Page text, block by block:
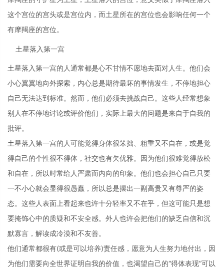
这个宫位的宫头或是宫位内，而土星所在的宫位也会影响任何一个
有摩羯座的宫位。
土星落入第一宫
土星落入第一宫的人通常都是心不甘情不愿地去面对人生。他们会
小心翼翼地向外探索，内心总是期待最坏的事情发生，不停地担心
自己无法达到标准。然而，他们必须去挑战自己。这些人经常想象
别人在不停地讨论或评价他们，实际上最大的问题是来自于自我的
批评。
土星落入第一宫的人可能觉得身体很笨拙、粗重又不自在，或是觉
得自己的个性很不得体，社交也有欠优雅。因为他们很难觉得放松
和自在，所以时常给人严肃而内向的印象。他们也会担心自己只要
一不小心就会显得很愚蠢，所以总是摆出一副高贵又有尊严的姿
态。这些人表面上看起来也许十分轻率又不在乎，但这可能只是想
要掩饰心中的质疑和不安全感。外人也许会把他们的缺乏自信和沉
默寡言，解读成冷漠和不友善。
他们通常都很有(或是可以培养)责任感，愿意为人生努力地付出，因
为他们需要向全世界证明自我的价值，也渴望自己的“得体表现”可以